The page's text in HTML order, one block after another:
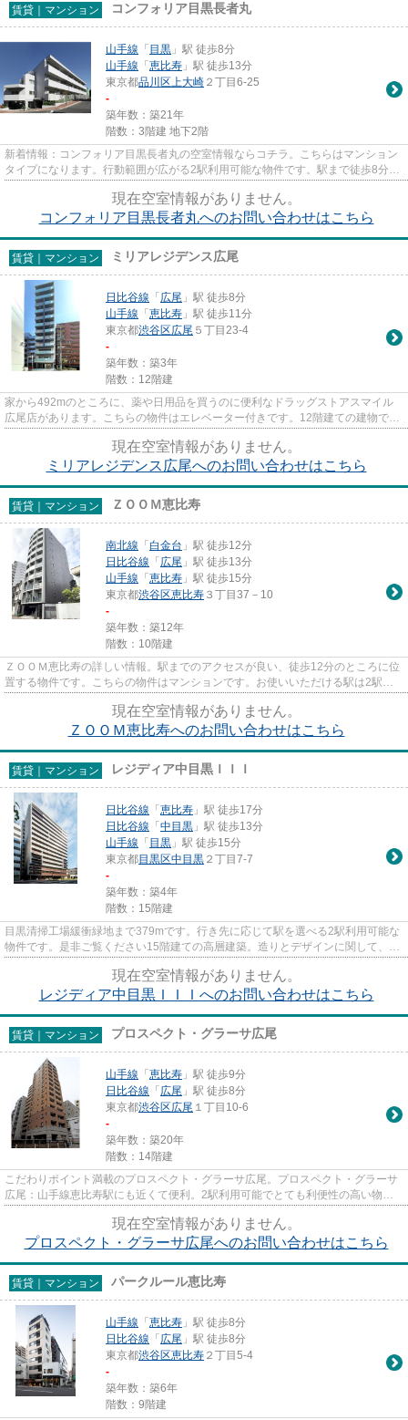
賃貸｜マンション コンフォリア目黒長者丸
山手線 「 目黒 」駅 徒歩8分
山手線 「 恵比寿 」駅 徒歩13分
東京都品川区上大崎 ２丁目6-25
-
築年数：築21年
階数：3階建 地下2階
新着情報：コンフォリア目黒長者丸の空室情報ならコチラ。こちらはマンション
タイプになります。行動範囲が広がる2駅利用可能な物件です。駅まで徒歩8分な
現在空室情報がありません。
コンフォリア目黒長者丸へのお問い合わせはこちら
賃貸｜マンション ミリアレジデンス広尾
日比谷線 「 広尾 」駅 徒歩8分
山手線 「 恵比寿 」駅 徒歩11分
東京都渋谷区広尾 ５丁目23-4
-
築年数：築3年
階数：12階建
家から492mのところに、薬や日用品を買うのに便利なドラッグストアスマイル
広尾店があります。こちらの物件はエレベーター付きです。12階建ての建物で地
現在空室情報がありません。
ミリアレジデンス広尾へのお問い合わせはこちら
賃貸｜マンション ＺＯＯＭ恵比寿
南北線 「 白金台 」駅 徒歩12分
日比谷線 「 広尾 」駅 徒歩13分
山手線 「 恵比寿 」駅 徒歩15分
東京都渋谷区恵比寿 ３丁目37－10
-
築年数：築12年
階数：10階建
ＺＯＯＭ恵比寿の詳しい情報。駅までのアクセスが良い、徒歩12分のところに位
置する物件です。こちらの物件はマンションです。お使いいただける駅は2駅あ
現在空室情報がありません。
ＺＯＯＭ恵比寿へのお問い合わせはこちら
賃貸｜マンション レジディア中目黒ＩＩＩ
日比谷線 「 恵比寿 」駅 徒歩17分
日比谷線 「 中目黒 」駅 徒歩13分
山手線 「 目黒 」駅 徒歩15分
東京都目黒区中目黒 ２丁目7-7
-
築年数：築4年
階数：15階建
目黒清掃工場緩衝緑地まで379mです。行き先に応じて駅を選べる2駅利用可能な
物件です。是非ご覧ください15階建ての高層建築。造りとデザインに関して、自
現在空室情報がありません。
レジディア中目黒ＩＩＩへのお問い合わせはこちら
賃貸｜マンション プロスペクト・グラーサ広尾
山手線 「 恵比寿 」駅 徒歩9分
日比谷線 「 広尾 」駅 徒歩8分
東京都渋谷区広尾 １丁目10-6
-
築年数：築20年
階数：14階建
こだわりポイント満載のプロスペクト・グラーサ広尾。プロスペクト・グラーサ
広尾：山手線恵比寿駅にも近くて便利。2駅利用可能でとても利便性の高い物件
現在空室情報がありません。
プロスペクト・グラーサ広尾へのお問い合わせはこちら
賃貸｜マンション パークルール恵比寿
山手線 「 恵比寿 」駅 徒歩8分
日比谷線 「 広尾 」駅 徒歩8分
東京都渋谷区恵比寿 ２丁目5-4
-
築年数：築6年
階数：9階建